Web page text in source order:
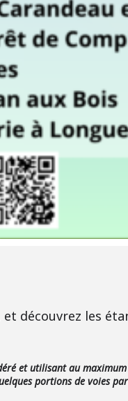
découvrez les
et utilisant au
portions de voies